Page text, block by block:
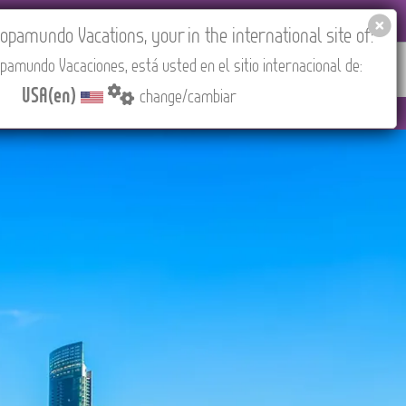
ABOUT US CONTACT Find your Tour
Vacations, your in the international site of:
Vacaciones, está usted en el sitio internacional de:
USA(en) change/cambiar